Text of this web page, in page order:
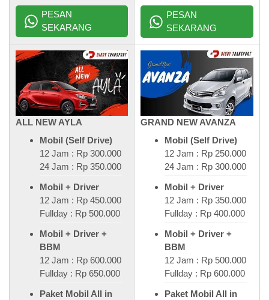
PESAN
SEKARANG
PESAN
SEKARANG
ALL NEW AYLA
Mobil (Self Drive)
12 Jam : Rp 300.000
24 Jam : Rp 350.000
Mobil + Driver
12 Jam : Rp 450.000
Fullday : Rp 500.000
Mobil + Driver +
BBM
12 Jam : Rp 600.000
Fullday : Rp 650.000
Paket Mobil All in
GRAND NEW AVANZA
Mobil (Self Drive)
12 Jam : Rp 250.000
24 Jam : Rp 300.000
Mobil + Driver
12 Jam : Rp 350.000
Fullday : Rp 400.000
Mobil + Driver +
BBM
12 Jam : Rp 500.000
Fullday : Rp 600.000
Paket Mobil All in